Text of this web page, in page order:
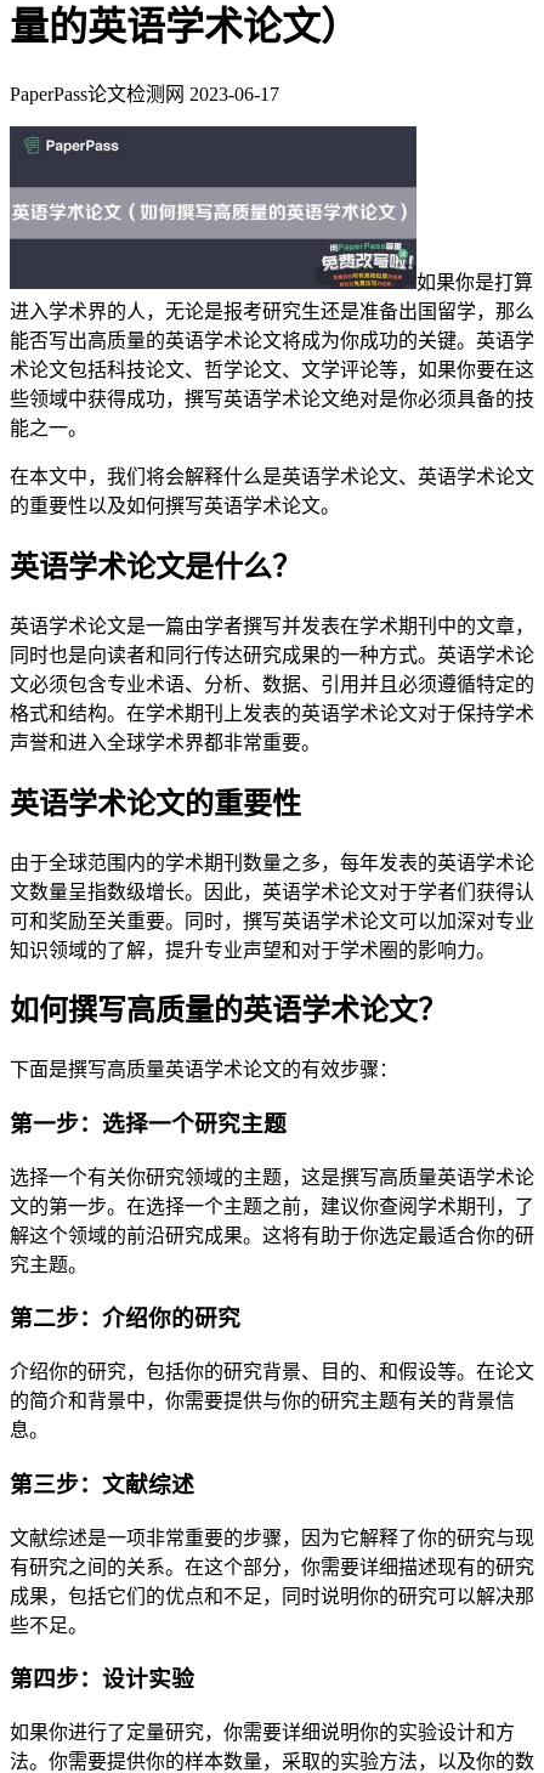
量的英语学术论文）
PaperPass论文检测网 2023-06-17
如果你是打算
进入学术界的人，无论是报考研究生还是准备出国留学，那么
能否写出高质量的英语学术论文将成为你成功的关键。英语学
术论文包括科技论文、哲学论文、文学评论等，如果你要在这
些领域中获得成功，撰写英语学术论文绝对是你必须具备的技
能之一。
在本文中，我们将会解释什么是英语学术论文、英语学术论文
的重要性以及如何撰写英语学术论文。
英语学术论文是什么？
英语学术论文是一篇由学者撰写并发表在学术期刊中的文章，
同时也是向读者和同行传达研究成果的一种方式。英语学术论
文必须包含专业术语、分析、数据、引用并且必须遵循特定的
格式和结构。在学术期刊上发表的英语学术论文对于保持学术
声誉和进入全球学术界都非常重要。
英语学术论文的重要性
由于全球范围内的学术期刊数量之多，每年发表的英语学术论
文数量呈指数级增长。因此，英语学术论文对于学者们获得认
可和奖励至关重要。同时，撰写英语学术论文可以加深对专业
知识领域的了解，提升专业声望和对于学术圈的影响力。
如何撰写高质量的英语学术论文？
下面是撰写高质量英语学术论文的有效步骤：
第一步：选择一个研究主题
选择一个有关你研究领域的主题，这是撰写高质量英语学术论
文的第一步。在选择一个主题之前，建议你查阅学术期刊，了
解这个领域的前沿研究成果。这将有助于你选定最适合你的研
究主题。
第二步：介绍你的研究
介绍你的研究，包括你的研究背景、目的、和假设等。在论文
的简介和背景中，你需要提供与你的研究主题有关的背景信
息。
第三步：文献综述
文献综述是一项非常重要的步骤，因为它解释了你的研究与现
有研究之间的关系。在这个部分，你需要详细描述现有的研究
成果，包括它们的优点和不足，同时说明你的研究可以解决那
些不足。
第四步：设计实验
如果你进行了定量研究，你需要详细说明你的实验设计和方
法。你需要提供你的样本数量，采取的实验方法，以及你的数